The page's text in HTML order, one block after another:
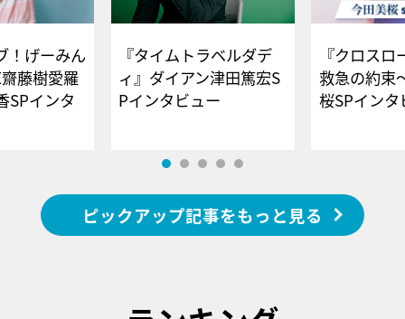
！げーみん
藤樹愛羅
SPインタ
『タイムトラベルダデ
ィ』ダイアン津田篤宏S
Pインタビュー
『クロス
救急の約束
桜SPイ
ピックアップ記事をもっと見る